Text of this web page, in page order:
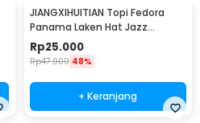
JIANGXIHUITIAN Topi Fedora
Panama Laken Hat Jazz
Classic Vintage - FS-219
Rp25.000
Rp47.900 48%
+ Keranjang